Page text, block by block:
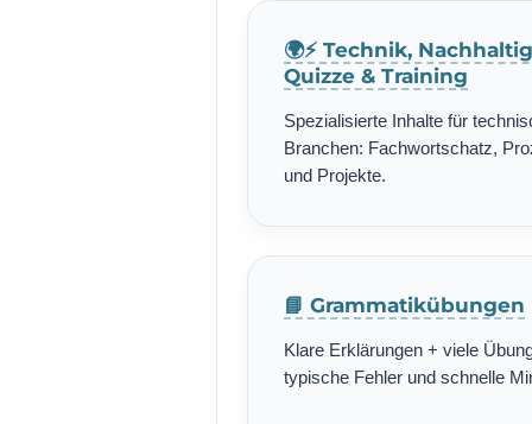
🌍⚡ Technik,
Quizze & Training
Spezialisierte Inhalte für
Branchen: Fachwortschatz,
und Projekte.
📘 Grammatikübungen
Klare Erklärungen + viele
typische Fehler und schnelle